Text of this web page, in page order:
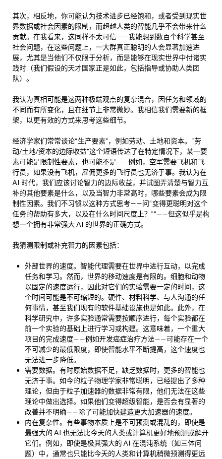
其次，相反地，你可能认为技术进步已经饱和，或者受到现实世
界数据或社会因素的限制，而超越人类的智能几乎不会带来什么
贡献。在我看来，这同样不太可信——我能想到数百个科学甚至
社会问题，在这些问题上，一大群真正聪明的人会显著加速进
展，尤其是当他们不仅限于分析，而是能够在现实世界中付诸实
践时（我们假设的天才国家正是如此，包括指导或协助人类团
队）。
我认为真相可能是这两种极端观点的复杂混合，因任务和领域的
不同而有所变化，且在细节上非常微妙。我相信我们需要新的框
架，以更有效的方式来思考这些细节。
经济学家们常常谈论“生产要素”，例如劳动、土地和资本。“劳
动/土地/资本的边际收益”这个短语传达了在特定情况下，某一要
素可能是限制性要素，也可能不是——例如，空军需要飞机和飞
行员，如果没有飞机，雇佣更多的飞行员也无济于事。我认为在
AI 时代，我们应该讨论智力的边际收益，并试图弄清楚与智力互
补的其他要素是什么，以及当智力非常高时，哪些要素会成为限
制性因素。我们不习惯以这种方式思考——问“变得更聪明对这个
任务的帮助有多大，以及在什么时间尺度上？”“——但这似乎是构
想一个拥有非常强大 AI 的世界的正确方式。
我猜测限制或补充智力的因素包括：
外部世界的速度。智能代理需要在世界中进行互动，以完成
任务和学习。然而，世界的移动速度是有限的。细胞和动物
以固定的速度运行，因此对它们的实验需要一定的时间，这
个时间可能是不可缩短的。硬件、材料科学、与人沟通的任
何事情，甚至我们现有的软件基础设施也是如此。此外，在
科学研究中，许多实验通常需要按顺序进行，每个实验都在
前一个实验的基础上进行学习或构建。这意味着，一个重大
项目的完成速度——例如开发癌症治疗方法——可能存在一个
不可减少的最低限度，即使智能水平不断提高，这个速度也
无法进一步降低。
需要数据。有时原始数据不足，缺乏数据时，更多的智能也
无济于事。如今的粒子物理学家非常聪明，已经提出了多种
理论，但由于粒子加速器的数据非常有限，他们无法在这些
理论中做出选择。如果他们变得超级智能，是否会有显著的
改善并不明确——除了可能加快建造更大加速器的速度。
内在复杂性。有些事物本质上是不可预测或混乱的，即使是
最强大的 AI 也无法比今天的人类或计算机更好地预测或解开
它们。例如，即使是极其强大的 AI 在混沌系统（如三体问
题）中，通常也只能比今天的人类和计算机稍微预测得更远